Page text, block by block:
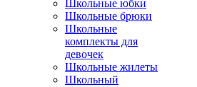
Школьные юбки
Школьные брюки
Школьные
комплекты для
девочек
Школьные жилеты
Школьный